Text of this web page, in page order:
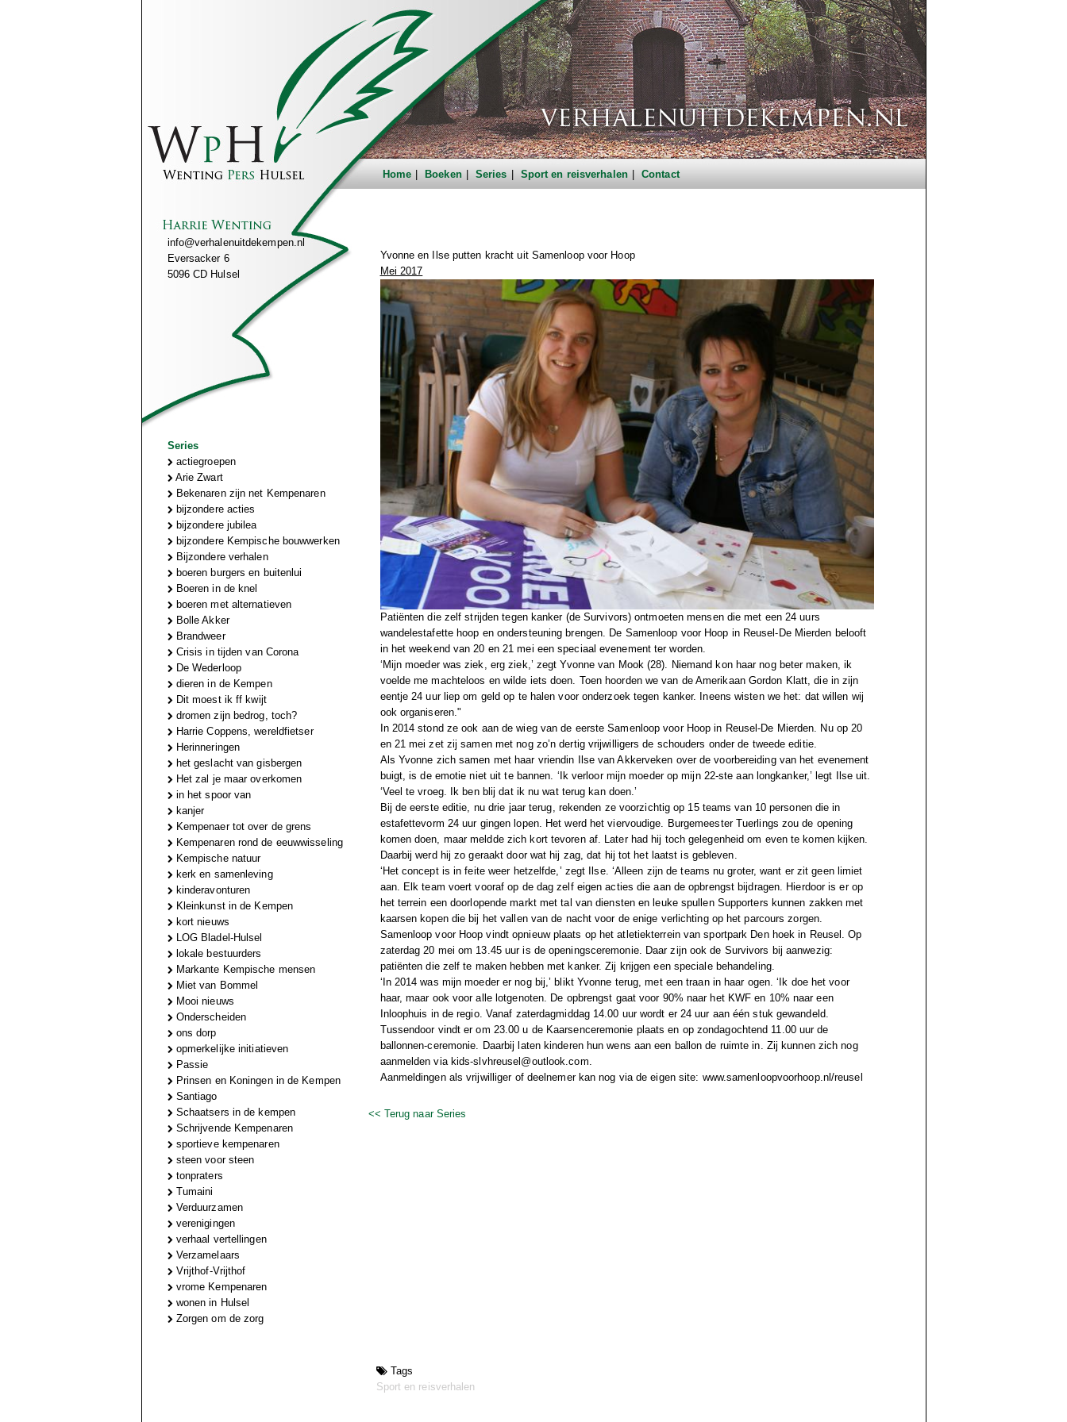
Home Boeken Series Sport en reisverhalen Contact
info@verhalenuitdekempen.nl
Eversacker 6
5096 CD Hulsel
Series
actiegroepen
Arie Zwart
Bekenaren zijn net Kempenaren
bijzondere acties
bijzondere jubilea
bijzondere Kempische bouwwerken
Bijzondere verhalen
boeren burgers en buitenlui
Boeren in de knel
boeren met alternatieven
Bolle Akker
Brandweer
Crisis in tijden van Corona
De Wederloop
dieren in de Kempen
Dit moest ik ff kwijt
dromen zijn bedrog, toch?
Harrie Coppens, wereldfietser
Herinneringen
het geslacht van gisbergen
Het zal je maar overkomen
in het spoor van
kanjer
Kempenaer tot over de grens
Kempenaren rond de eeuwwisseling
Kempische natuur
kerk en samenleving
kinderavonturen
Kleinkunst in de Kempen
kort nieuws
LOG Bladel-Hulsel
lokale bestuurders
Markante Kempische mensen
Miet van Bommel
Mooi nieuws
Onderscheiden
ons dorp
opmerkelijke initiatieven
Passie
Prinsen en Koningen in de Kempen
Santiago
Schaatsers in de kempen
Schrijvende Kempenaren
sportieve kempenaren
steen voor steen
tonpraters
Tumaini
Verduurzamen
verenigingen
verhaal vertellingen
Verzamelaars
Vrijthof-Vrijthof
vrome Kempenaren
wonen in Hulsel
Zorgen om de zorg
Yvonne en Ilse putten kracht uit Samenloop voor Hoop
Mei 2017
Patiënten die zelf strijden tegen kanker (de Survivors) ontmoeten mensen die met een 24 uurs
wandelestafette hoop en ondersteuning brengen. De Samenloop voor Hoop in Reusel-De Mierden belooft
in het weekend van 20 en 21 mei een speciaal evenement ter worden.
‘Mijn moeder was ziek, erg ziek,’ zegt Yvonne van Mook (28). Niemand kon haar nog beter maken, ik
voelde me machteloos en wilde iets doen. Toen hoorden we van de Amerikaan Gordon Klatt, die in zijn
eentje 24 uur liep om geld op te halen voor onderzoek tegen kanker. Ineens wisten we het: dat willen wij
ook organiseren."
In 2014 stond ze ook aan de wieg van de eerste Samenloop voor Hoop in Reusel-De Mierden. Nu op 20
en 21 mei zet zij samen met nog zo’n dertig vrijwilligers de schouders onder de tweede editie.
Als Yvonne zich samen met haar vriendin Ilse van Akkerveken over de voorbereiding van het evenement
buigt, is de emotie niet uit te bannen. ‘Ik verloor mijn moeder op mijn 22-ste aan longkanker,’ legt Ilse uit.
‘Veel te vroeg. Ik ben blij dat ik nu wat terug kan doen.’
Bij de eerste editie, nu drie jaar terug, rekenden ze voorzichtig op 15 teams van 10 personen die in
estafettevorm 24 uur gingen lopen. Het werd het viervoudige. Burgemeester Tuerlings zou de opening
komen doen, maar meldde zich kort tevoren af. Later had hij toch gelegenheid om even te komen kijken.
Daarbij werd hij zo geraakt door wat hij zag, dat hij tot het laatst is gebleven.
‘Het concept is in feite weer hetzelfde,’ zegt Ilse. ‘Alleen zijn de teams nu groter, want er zit geen limiet
aan. Elk team voert vooraf op de dag zelf eigen acties die aan de opbrengst bijdragen. Hierdoor is er op
het terrein een doorlopende markt met tal van diensten en leuke spullen Supporters kunnen zakken met
kaarsen kopen die bij het vallen van de nacht voor de enige verlichting op het parcours zorgen.
Samenloop voor Hoop vindt opnieuw plaats op het atletiekterrein van sportpark Den hoek in Reusel. Op
zaterdag 20 mei om 13.45 uur is de openingsceremonie. Daar zijn ook de Survivors bij aanwezig:
patiënten die zelf te maken hebben met kanker. Zij krijgen een speciale behandeling.
‘In 2014 was mijn moeder er nog bij,’ blikt Yvonne terug, met een traan in haar ogen. ‘Ik doe het voor
haar, maar ook voor alle lotgenoten. De opbrengst gaat voor 90% naar het KWF en 10% naar een
Inloophuis in de regio. Vanaf zaterdagmiddag 14.00 uur wordt er 24 uur aan één stuk gewandeld.
Tussendoor vindt er om 23.00 u de Kaarsenceremonie plaats en op zondagochtend 11.00 uur de
ballonnen-ceremonie. Daarbij laten kinderen hun wens aan een ballon de ruimte in. Zij kunnen zich nog
aanmelden via kids-slvhreusel@outlook.com.
Aanmeldingen als vrijwilliger of deelnemer kan nog via de eigen site: www.samenloopvoorhoop.nl/reusel
<< Terug naar Series
Tags
Sport en reisverhalen